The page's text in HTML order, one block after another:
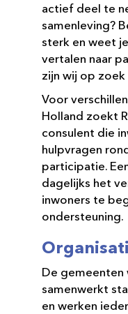
actief deel te
samenleving?
sterk en weet
vertalen naar
zijn wij op zoek
Voor
Holland zoekt
consulent die
hulpvragen
participatie.
dagelijks het
inwoners te
ondersteuning.
De gemeenten
samenwerkt
en werken